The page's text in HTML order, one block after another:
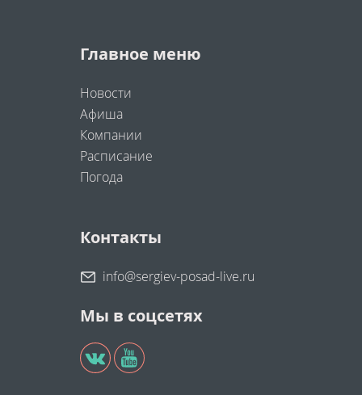
Главное меню
Новости
Афиша
Компании
Расписание
Погода
Контакты
info@sergiev-posad-live.ru
Мы в соцсетях